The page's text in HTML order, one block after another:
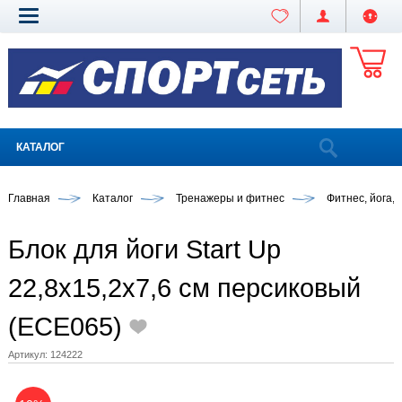
КАТАЛОГ
Главная Каталог Тренажеры и фитнес Фитнес, йога,
Блок для йоги Start Up
22,8х15,2х7,6 см персиковый
(ECE065)
Артикул: 124222